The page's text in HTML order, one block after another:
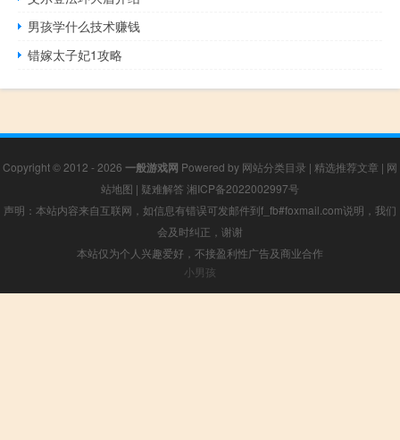
男孩学什么技术赚钱
错嫁太子妃1攻略
Copyright © 2012 - 2026 一般游戏网 Powered by 网站分类目录 | 精选推荐文章 | 网
站地图 | 疑难解答 湘ICP备2022002997号
声明：本站内容来自互联网，如信息有错误可发邮件到f_fb#foxmail.com说明，我们
会及时纠正，谢谢
本站仅为个人兴趣爱好，不接盈利性广告及商业合作
小男孩